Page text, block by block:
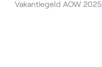
Vakantiegeld AOW 2025